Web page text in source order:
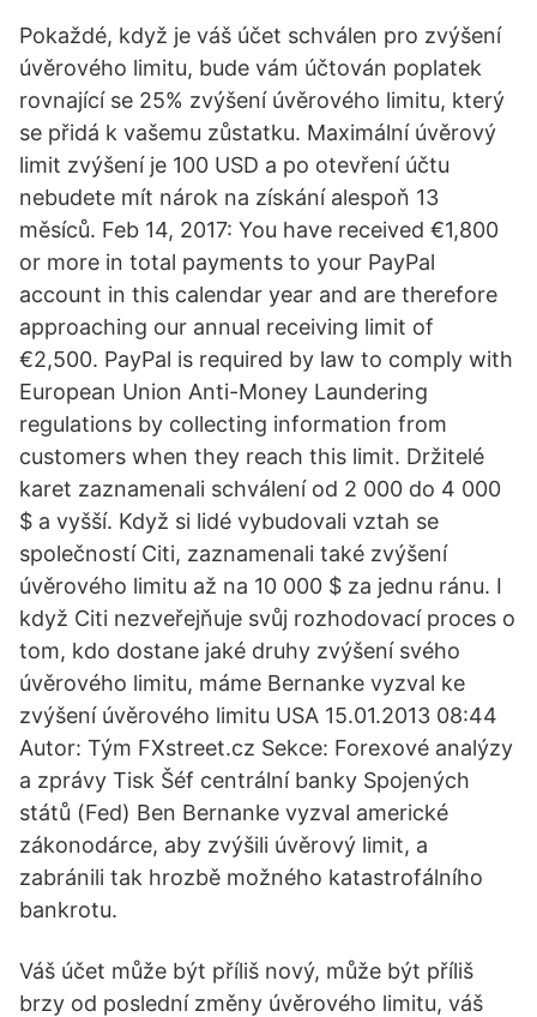
Pokaždé, když je váš účet schválen pro zvýšení
úvěrového limitu, bude vám účtován poplatek
rovnající se 25% zvýšení úvěrového limitu, který
se přidá k vašemu zůstatku. Maximální úvěrový
limit zvýšení je 100 USD a po otevření účtu
nebudete mít nárok na získání alespoň 13
měsíců. Feb 14, 2017: You have received €1,800
or more in total payments to your PayPal
account in this calendar year and are therefore
approaching our annual receiving limit of
€2,500. PayPal is required by law to comply with
European Union Anti-Money Laundering
regulations by collecting information from
customers when they reach this limit. Držitelé
karet zaznamenali schválení od 2 000 do 4 000
$ a vyšší. Když si lidé vybudovali vztah se
společností Citi, zaznamenali také zvýšení
úvěrového limitu až na 10 000 $ za jednu ránu. I
když Citi nezveřejňuje svůj rozhodovací proces o
tom, kdo dostane jaké druhy zvýšení svého
úvěrového limitu, máme Bernanke vyzval ke
zvýšení úvěrového limitu USA 15.01.2013 08:44
Autor: Tým FXstreet.cz Sekce: Forexové analýzy
a zprávy Tisk Šéf centrální banky Spojených
států (Fed) Ben Bernanke vyzval americké
zákonodárce, aby zvýšili úvěrový limit, a
zabránili tak hrozbě možného katastrofálního
bankrotu.
Váš účet může být příliš nový, může být příliš
brzy od poslední změny úvěrového limitu, váš